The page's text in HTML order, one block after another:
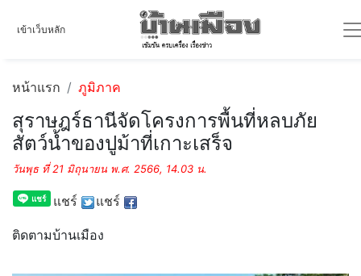
เข้าเว็บหลัก
หน้าแรก ภูมิภาค
สุราษฎร์ธานีจัดโครงการพื้นที่หลบภัย
สัตว์น้ำของปูม้าที่เกาะเสร็จ
วันพุธ ที่ 21 มิถุนายน พ.ศ. 2566, 14.03 น.
แชร์ แชร์
ติดตามบ้านเมือง